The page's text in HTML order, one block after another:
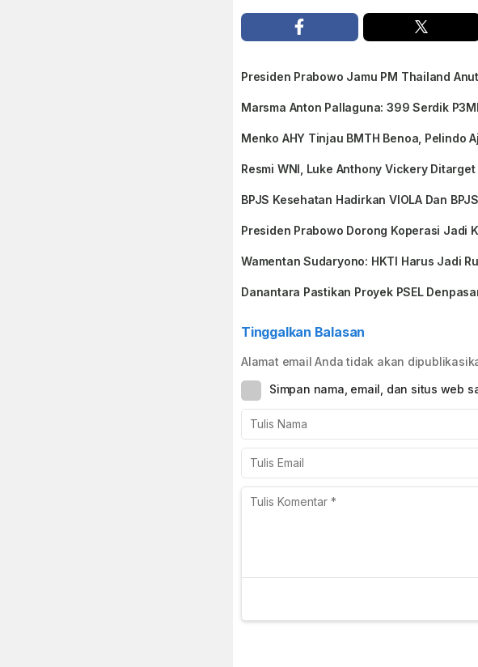
Presiden Prabowo Jamu PM Thailand
Marsma Anton Pallaguna: 399 Serdik
Menko AHY Tinjau BMTH Benoa,
Resmi WNI, Luke Anthony Vickery
BPJS Kesehatan Hadirkan VIOLA Dan
Presiden Prabowo Dorong Koperasi Jadi
Wamentan Sudaryono: HKTI Harus Jadi
Danantara Pastikan Proyek PSEL
Tinggalkan Balasan
Alamat email Anda tidak akan
Simpan nama, email, dan situs web